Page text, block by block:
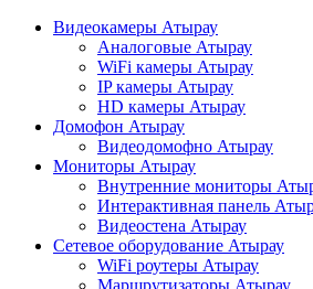
Видеокамеры Атырау
Аналоговые Атырау
WiFi камеры Атырау
IP камеры Атырау
HD камеры Атырау
Домофон Атырау
Видеодомофно Атырау
Мониторы Атырау
Внутренние мониторы
Интерактивная панель
Видеостена Атырау
Сетевое оборудование Атырау
WiFi роутеры Атырау
Маршрутизаторы Атырау